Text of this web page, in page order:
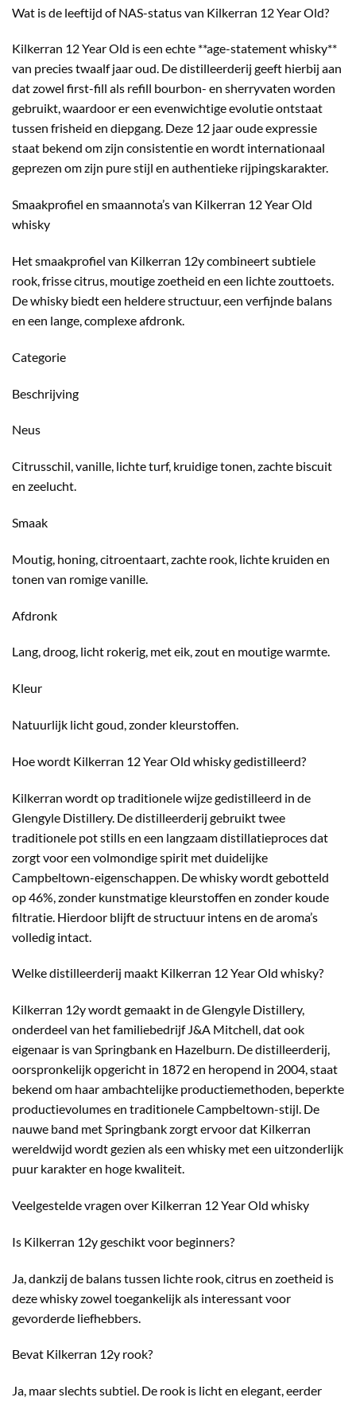
Wat is de leeftijd of NAS-status van Kilkerran 12 Year Old?
Kilkerran 12 Year Old is een echte **age-statement whisky**
van precies twaalf jaar oud. De distilleerderij geeft hierbij aan
dat zowel first-fill als refill bourbon- en sherryvaten worden
gebruikt, waardoor er een evenwichtige evolutie ontstaat
tussen frisheid en diepgang. Deze 12 jaar oude expressie
staat bekend om zijn consistentie en wordt internationaal
geprezen om zijn pure stijl en authentieke rijpingskarakter.
Smaakprofiel en smaannota’s van Kilkerran 12 Year Old
whisky
Het smaakprofiel van Kilkerran 12y combineert subtiele
rook, frisse citrus, moutige zoetheid en een lichte zouttoets.
De whisky biedt een heldere structuur, een verfijnde balans
en een lange, complexe afdronk.
Categorie
Beschrijving
Neus
Citrusschil, vanille, lichte turf, kruidige tonen, zachte biscuit
en zeelucht.
Smaak
Moutig, honing, citroentaart, zachte rook, lichte kruiden en
tonen van romige vanille.
Afdronk
Lang, droog, licht rokerig, met eik, zout en moutige warmte.
Kleur
Natuurlijk licht goud, zonder kleurstoffen.
Hoe wordt Kilkerran 12 Year Old whisky gedistilleerd?
Kilkerran wordt op traditionele wijze gedistilleerd in de
Glengyle Distillery. De distilleerderij gebruikt twee
traditionele pot stills en een langzaam distillatieproces dat
zorgt voor een volmondige spirit met duidelijke
Campbeltown-eigenschappen. De whisky wordt gebotteld
op 46%, zonder kunstmatige kleurstoffen en zonder koude
filtratie. Hierdoor blijft de structuur intens en de aroma’s
volledig intact.
Welke distilleerderij maakt Kilkerran 12 Year Old whisky?
Kilkerran 12y wordt gemaakt in de Glengyle Distillery,
onderdeel van het familiebedrijf J&A Mitchell, dat ook
eigenaar is van Springbank en Hazelburn. De distilleerderij,
oorspronkelijk opgericht in 1872 en heropend in 2004, staat
bekend om haar ambachtelijke productiemethoden, beperkte
productievolumes en traditionele Campbeltown-stijl. De
nauwe band met Springbank zorgt ervoor dat Kilkerran
wereldwijd wordt gezien als een whisky met een uitzonderlijk
puur karakter en hoge kwaliteit.
Veelgestelde vragen over Kilkerran 12 Year Old whisky
Is Kilkerran 12y geschikt voor beginners?
Ja, dankzij de balans tussen lichte rook, citrus en zoetheid is
deze whisky zowel toegankelijk als interessant voor
gevorderde liefhebbers.
Bevat Kilkerran 12y rook?
Ja, maar slechts subtiel. De rook is licht en elegant, eerder